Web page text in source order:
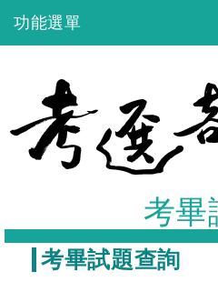
容
功能選單
考畢
考畢試題查詢